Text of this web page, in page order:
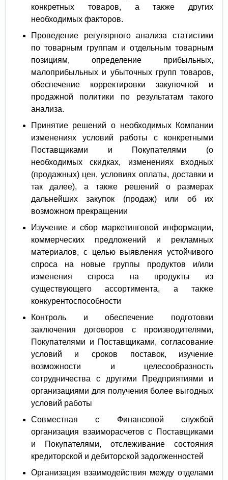
конкретных товаров, а также других
необходимых факторов.
Проведение регулярного анализа статистики
по товарным группам и отдельным товарным
позициям, определение прибыльных,
малоприбыльных и убыточных групп товаров,
обеспечение корректировки закупочной и
продажной политики по результатам такого
анализа.
Принятие решений о необходимых Компании
изменениях условий работы с конкретными
Поставщиками и Покупателями (о
необходимых скидках, изменениях входных
(продажных) цен, условиях оплаты, доставки и
так далее), а также решений о размерах
дальнейших закупок (продаж) или об их
возможном прекращении
Изучение и сбор маркетинговой информации,
коммерческих предложений и рекламных
материалов, с целью выявления устойчивого
спроса на новые группы продуктов и/или
изменения спроса на продукты из
существующего ассортимента, а также
конкурентоспособности
Контроль и обеспечение подготовки
заключения договоров с производителями,
Покупателями и Поставщиками, согласование
условий и сроков поставок, изучение
возможности и целесообразность
сотрудничества с другими Предприятиями и
организациями для получения более выгодных
условий работы
Совместная с Финансовой службой
организация взаиморасчетов с Поставщиками
и Покупателями, отслеживание состояния
кредиторской и дебиторской задолженностей
Организация взаимодействия между отделами